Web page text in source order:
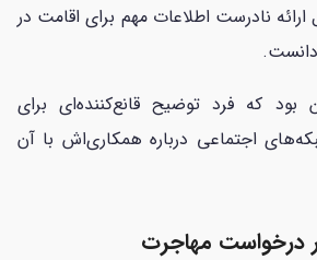
نادرست اطلاعات مهم برای اقامت در
دانست.
که فرد توضیح قانع‌کننده‌ای برای
اجتماعی درباره همکاری‌اش با آن
درخواست مهاجرت